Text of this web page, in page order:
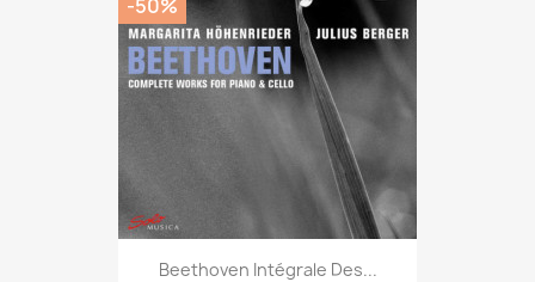
Beethoven Intégrale Des...
-50%